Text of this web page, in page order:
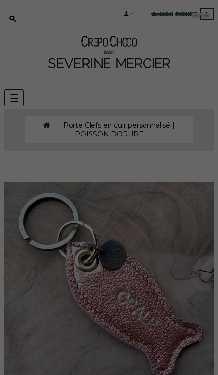
MON PANIER 0
Basculer
la
☰
Porte Clefs en cuir personnalisé |
POISSON DORURE